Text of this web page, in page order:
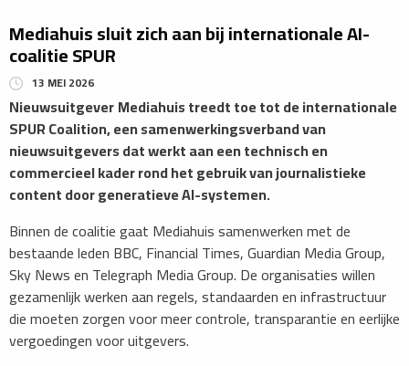
Mediahuis sluit zich aan bij internationale AI-
coalitie SPUR
13 MEI 2026
​​NieuwsuitgeverMediahuis treedt toe tot de internationale
SPUR Coalition, een samenwerkingsverband van
nieuwsuitgevers dat werkt aan een technisch en
commercieel kader rond het gebruik van journalistieke
content door generatieve AI-systemen.
​Binnen de coalitie gaat Mediahuis samenwerken met de
bestaande leden BBC, Financial Times, Guardian Media Group,
Sky News en Telegraph Media Group. De organisaties willen
gezamenlijk werken aan regels, standaarden en infrastructuur
die moeten zorgen voor meer controle, transparantie en eerlijke
vergoedingen voor uitgevers.